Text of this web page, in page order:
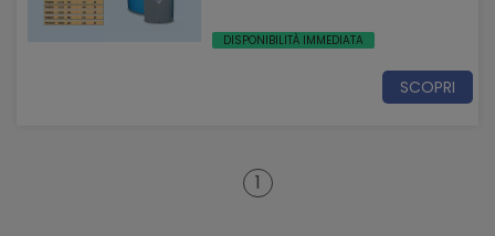
DISPONIBILITÀ IMMEDIATA
SCOPRI
1